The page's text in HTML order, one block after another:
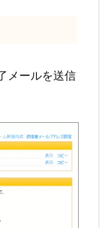
メールを送信